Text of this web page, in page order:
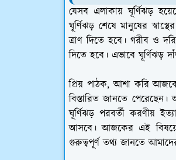
যেসব এলাকায় ঘূর্ণিঝড়
ঘূর্ণিঝড় শেষে মানুষের
ত্রাণ দিতে হবে। গরীব ও
দিতে হবে। এভাবে ঘূর্ণিঝড়
প্রিয় পাঠক, আশা করি
বিস্তারিত জানতে
ঘূর্ণিঝড় পরবর্তী করণীয়
আসবে। আজকের এই বিষয়ে
গুরুত্বপূর্ণ তথ্য জানতে